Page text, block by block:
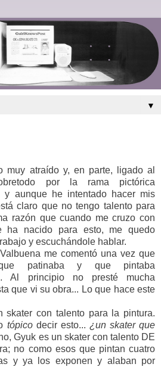
▼
muy atraído y, en parte, ligado al
por la rama pictórica
y aunque he intentado hacer mis
claro que no tengo talento para
razón que cuando me cruzo con
ha nacido para esto, me quedo
y escuchándole hablar.
me comentó una vez que
patinaba y que pintaba
Al principio no presté mucha
que vi su obra... Lo que hace este
skater con talento para la pintura.
tópicodecir esto... ¿un skater que
Gyuk es un skater con talento DE
no como esos que pintan cuatro
y ya los exponen y alaban por